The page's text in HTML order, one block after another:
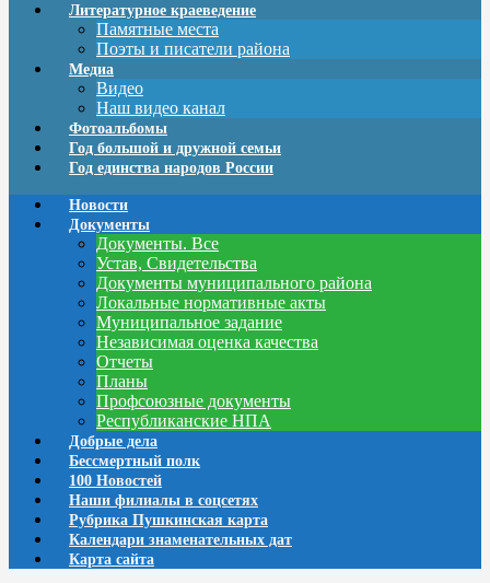
Литературное краеведение
Памятные места
Поэты и писатели района
Медиа
Видео
Наш видео канал
Фотоальбомы
Год большой и дружной семьи
Год единства народов России
Новости
Документы
Документы. Все
Устав, Свидетельства
Документы муниципального района
Локальные нормативные акты
Муниципальное задание
Независимая оценка качества
Отчеты
Планы
Профсоюзные документы
Республиканские НПА
Добрые дела
Бессмертный полк
100 Новостей
Наши филиалы в соцсетях
Рубрика Пушкинская карта
Календари знаменательных дат
Карта сайта